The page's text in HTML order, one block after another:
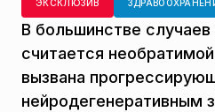
ЭКСКЛЮЗИВ
В большинстве
считается
вызвана
нейродегенеративным